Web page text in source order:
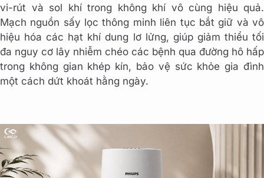
vi-rút và sol khí trong không khí vô cùng hiệu quả.
Mạch nguồn sấy lọc thông minh liên tục bắt giữ và vô
hiệu hóa các hạt khí dung lơ lửng, giúp giảm thiểu tối
đa nguy cơ lây nhiễm chéo các bệnh qua đường hô hấp
trong không gian khép kín, bảo vệ sức khỏe gia đình
một cách dứt khoát hằng ngày.